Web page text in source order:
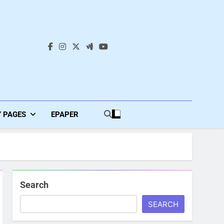
PAGES EPAPER
Search
SEARCH